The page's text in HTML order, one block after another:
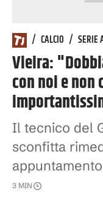
/ CALCIO / SERIE
Vieira:
con noi e non
Il tecnico del
sconfitta
3 MIN